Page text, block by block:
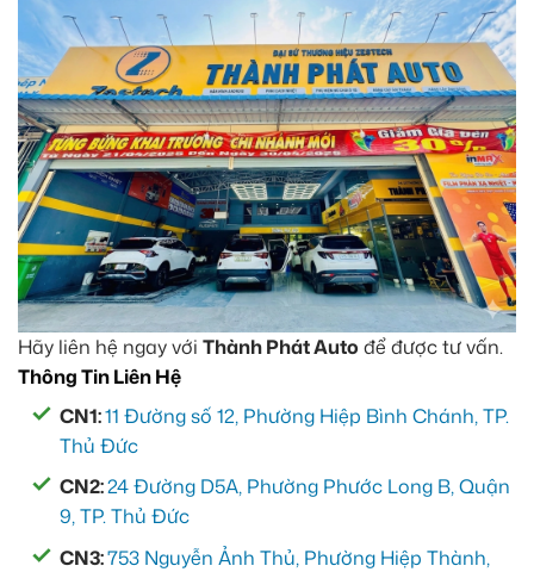
Hãy liên hệ ngay với Thành Phát Auto để được tư vấn.
Thông Tin Liên Hệ
CN1:11 Đường số 12, Phường Hiệp Bình Chánh, TP.
Thủ Đức
CN2:24 Đường D5A, Phường Phước Long B, Quận
9, TP. Thủ Đức
CN3:753 Nguyễn Ảnh Thủ, Phường Hiệp Thành,